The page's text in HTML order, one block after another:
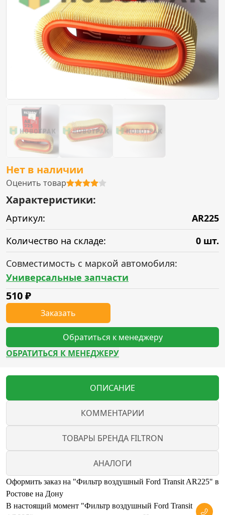
Нет в наличии
Оценить товар
Характеристики:
Артикул:
AR225
Количество на складе:
0 шт.
Совместимость с маркой автомобиля:
Универсальные запчасти
510₽
Заказать
Обратиться к менеджеру
ОБРАТИТЬСЯ К МЕНЕДЖЕРУ
ОПИСАНИЕ
КОММЕНТАРИИ
ТОВАРЫ БРЕНДА FILTRON
АНАЛОГИ
Оформить заказ на "Фильтр воздушный Ford Transit AR225" в
Ростове на Дону
В настоящий момент "Фильтр воздушный Ford Transit